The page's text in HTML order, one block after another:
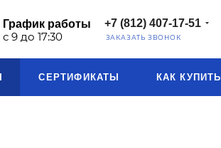
График работы
с 9 до 17:30
+7 (812) 407-17-51
ЗАКАЗАТЬ ЗВОНОК
СЕРТИФИКАТЫ КАК КУПИТЬ